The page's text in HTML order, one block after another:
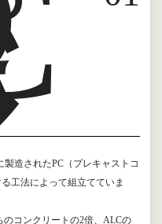
造されたPC（プレキャストコ
工法によって組立てていま
のコンクリートの2倍、ALCの